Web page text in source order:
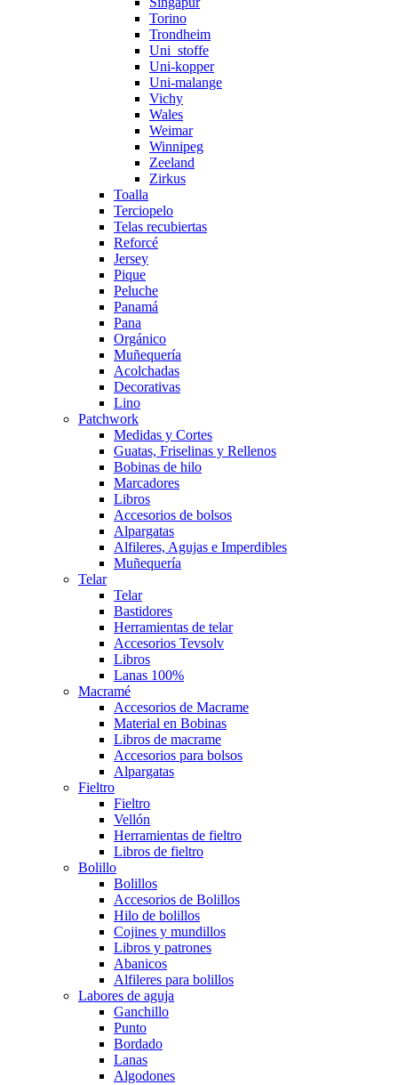
Torino
Trondheim
Uni_stoffe
Uni-kopper
Uni-malange
Vichy
Wales
Weimar
Winnipeg
Zeeland
Zirkus
Toalla
Terciopelo
Telas recubiertas
Reforcé
Jersey
Pique
Peluche
Panamá
Pana
Orgánico
Muñequería
Acolchadas
Decorativas
Lino
Patchwork
Medidas y Cortes
Guatas, Friselinas y Rellenos
Bobinas de hilo
Marcadores
Libros
Accesorios de bolsos
Alpargatas
Alfileres, Agujas e Imperdibles
Muñequería
Telar
Telar
Bastidores
Herramientas de telar
Accesorios Tevsolv
Libros
Lanas 100%
Macramé
Accesorios de Macrame
Material en Bobinas
Libros de macrame
Accesorios para bolsos
Alpargatas
Fieltro
Fieltro
Vellón
Herramientas de fieltro
Libros de fieltro
Bolillo
Bolillos
Accesorios de Bolillos
Hilo de bolillos
Cojines y mundillos
Libros y patrones
Abanicos
Alfileres para bolillos
Labores de aguja
Ganchillo
Punto
Bordado
Lanas
Algodones